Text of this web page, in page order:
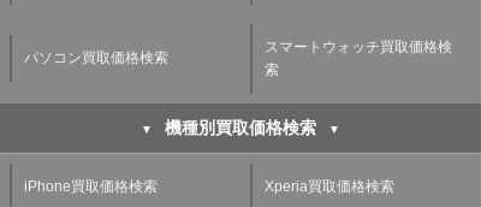
パソコン買取価格検索
スマートウォッチ買取価格検
索
機種別買取価格検索
iPhone買取価格検索 Xperia買取価格検索